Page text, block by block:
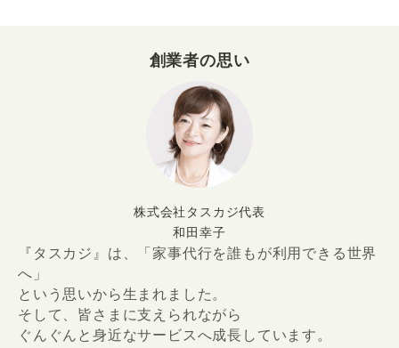
創業者の思い
株式会社タスカジ代表
和田幸子
『タスカジ』は、「家事代行を誰もが利用できる世界
へ」
という思いから生まれました。
そして、皆さまに支えられながら
ぐんぐんと身近なサービスへ成長しています。